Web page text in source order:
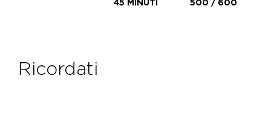
45 MINUTI
500 / 600
ricordati